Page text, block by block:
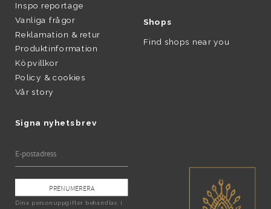
Inspo reportage
Vanliga frågor
Reklamation & retur
Produktinformation
Köpvillkor
Policy & cookies
Vår story
Signa nyhetsbrev
PRENUMERERA
Dina personuppgifter behandlas i
Shops
Find shops near you